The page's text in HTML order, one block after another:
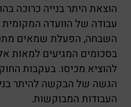
הוצאת היתר בנייה כרוכה
עבודה של הוועדה המקומית
השבחה, הפעלת שמאים
בסכומים המגיעים למאות
להוציא מכיסו. בעקבות
הגשה של הבקשה להיתר
העבודות המבוקשות.